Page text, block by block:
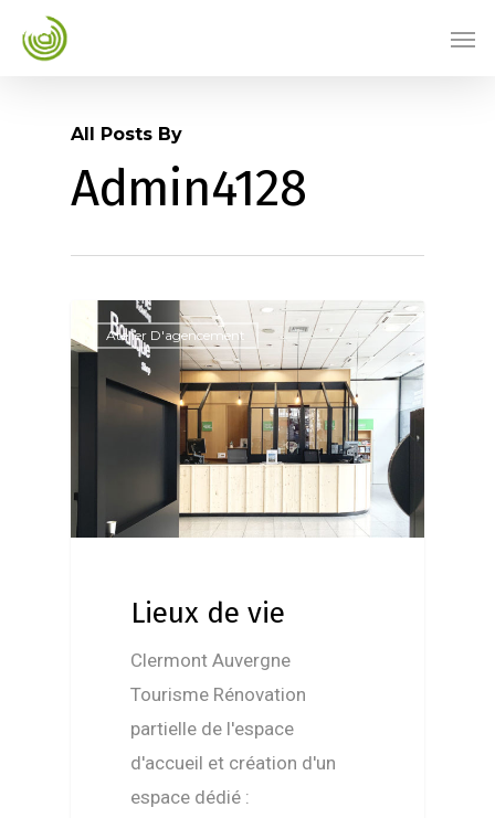
All Posts By
Admin4128
Atelier D'agencement
Lieux de vie
Clermont Auvergne
Tourisme Rénovation
partielle de l'espace
d'accueil et création d'un
espace dédié :